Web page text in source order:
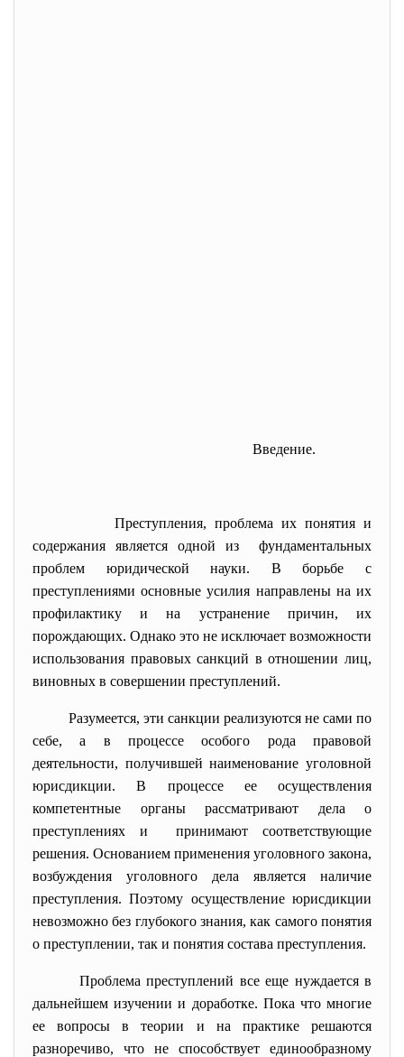
Введение.
Преступления, проблема их понятия и
содержания является одной из фундаментальных
проблем юридической науки. В борьбе с
преступлениями основные усилия направлены на их
профилактику и на устранение причин, их
порождающих. Однако это не исключает возможности
использования правовых санкций в отношении лиц,
виновных в совершении преступлений.
Разумеется, эти санкции реализуются не сами по
себе, а в процессе особого рода правовой
деятельности, получившей наименование уголовной
юрисдикции. В процессе ее осуществления
компетентные органы рассматривают дела о
преступлениях и принимают соответствующие
решения. Основанием применения уголовного закона,
возбуждения уголовного дела является наличие
преступления. Поэтому осуществление юрисдикции
невозможно без глубокого знания, как самого понятия
о преступлении, так и понятия состава преступления.
Проблема преступлений все еще нуждается в
дальнейшем изучении и доработке. Пока что многие
ее вопросы в теории и на практике решаются
разноречиво, что не способствует единообразному